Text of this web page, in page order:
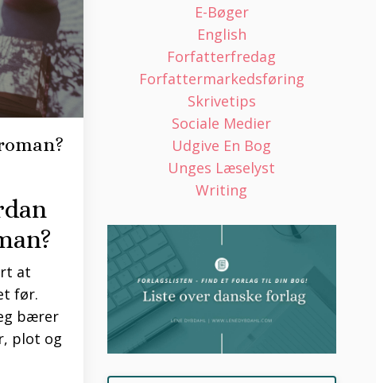
at
før.
bærer
plot og
E-Bøger
English
Forfatterfredag
Forfattermarkedsføring
Skrivetips
Sociale Medier
Udgive En Bog
Unges Læselyst
Writing